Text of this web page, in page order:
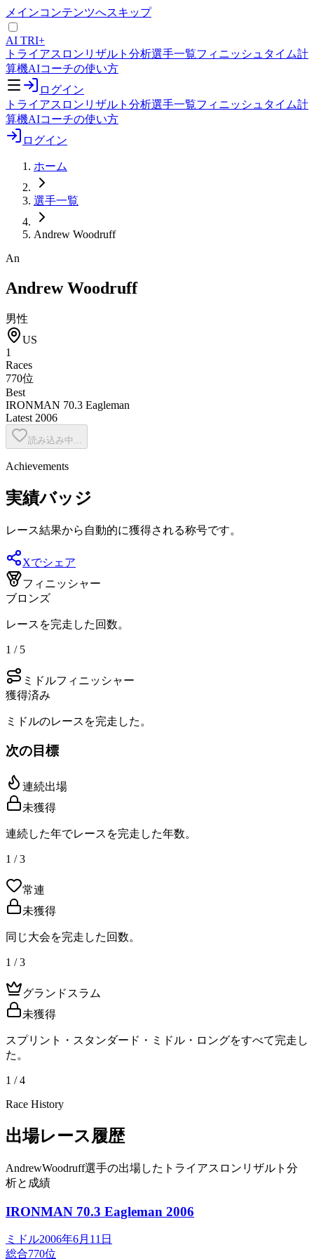
メインコンテンツへスキップ
AI TRI+
トライアスロンリザルト分析選手一覧フィニッシュタイム計
算機AIコーチの使い方
ログイン
トライアスロンリザルト分析選手一覧フィニッシュタイム計
算機AIコーチの使い方
ログイン
ホーム
選手一覧
Andrew Woodruff
An
Andrew Woodruff
男性
US
1
Races
770位
Best
IRONMAN 70.3 Eagleman
Latest 2006
読み込み中...
Achievements
実績バッジ
レース結果から自動的に獲得される称号です。
Xでシェア
フィニッシャー
ブロンズ
レースを完走した回数。
1 / 5
ミドルフィニッシャー
獲得済み
ミドルのレースを完走した。
次の目標
連続出場
未獲得
連続した年でレースを完走した年数。
1 / 3
常連
未獲得
同じ大会を完走した回数。
1 / 3
グランドスラム
未獲得
スプリント・スタンダード・ミドル・ロングをすべて完走し
た。
1 / 4
Race History
出場レース履歴
AndrewWoodruff選手の出場したトライアスロンリザルト分
析と成績
IRONMAN 70.3 Eagleman 2006
ミドル2006年6月11日
総合770位